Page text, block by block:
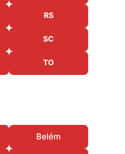
RS
SC
TO
Belém